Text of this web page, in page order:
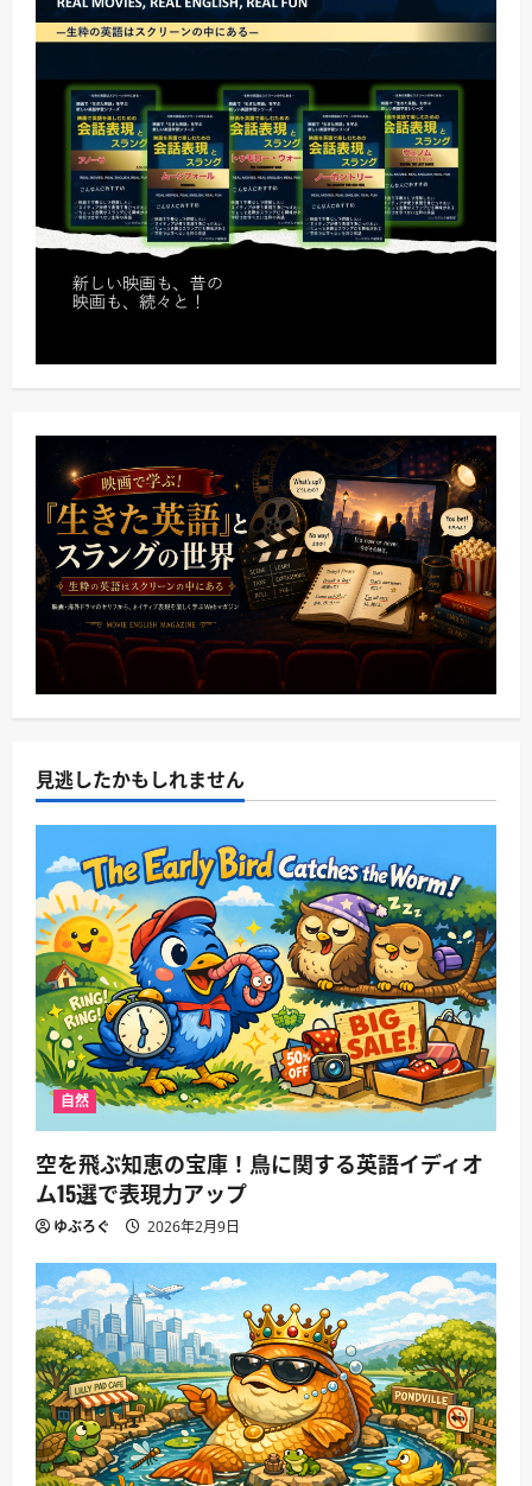
見逃したかもしれません
自然
空を飛ぶ知恵の宝庫！鳥に関する英語イディオ
ム15選で表現力アップ
ゆぶろぐ 2026年2月9日